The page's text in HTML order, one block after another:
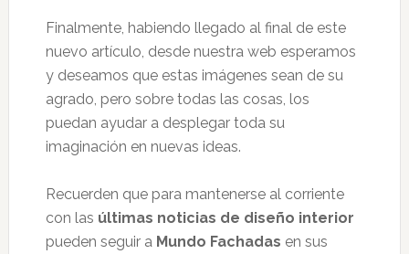
Finalmente, habiendo llegado al final de este
nuevo artículo, desde nuestra web esperamos
y deseamos que estas imágenes sean de su
agrado, pero sobre todas las cosas, los
puedan ayudar a desplegar toda su
imaginación en nuevas ideas.
Recuerden que para mantenerse al corriente
con las últimas noticias de diseño interior
pueden seguir a Mundo Fachadas en sus